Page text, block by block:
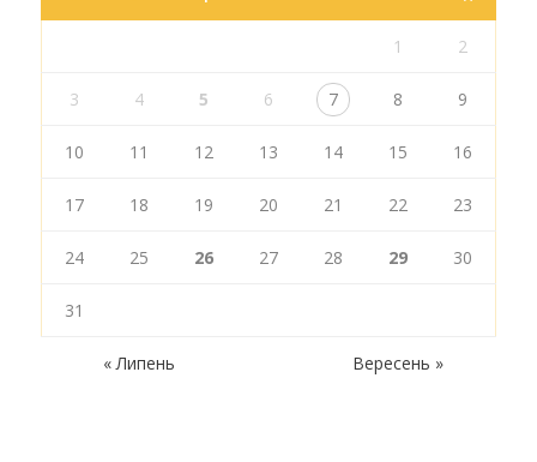
1 2
3 4 5 6 7 8 9
10 11 12 13 14 15 16
17 18 19 20 21 22 23
24 25 26 27 28 29 30
31
« Липень Вересень »